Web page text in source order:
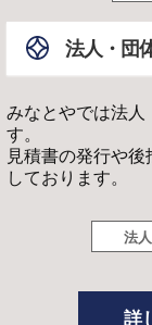
法人・団
みなとやでは法人
す。
見積書の発行や
しております。
法
詳